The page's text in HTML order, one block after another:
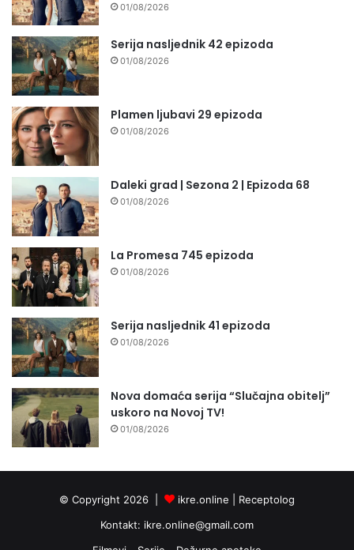
01/08/2026
Serija nasljednik 42 epizoda
01/08/2026
Plamen ljubavi 29 epizoda
01/08/2026
Daleki grad | Sezona 2 | Epizoda 68
01/08/2026
La Promesa 745 epizoda
01/08/2026
Serija nasljednik 41 epizoda
01/08/2026
Nova domaća serija “Slučajna obitelj”
uskoro na Novoj TV!
01/08/2026
© Copyright 2026 | ikre.online | Receptolog
Kontakt: ikre.online@gmail.com